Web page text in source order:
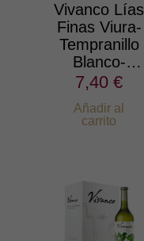
Vivanco Lías
Finas Viura-
Tempranillo
Blanco-
Maturana
7,40 €
Añadir al
carrito